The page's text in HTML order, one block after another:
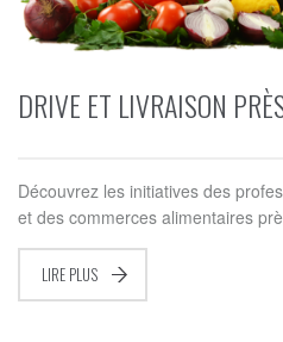
DRIVE ET LIVRAISON
Découvrez les initiatives des
et des commerces alimentaires
LIRE PLUS